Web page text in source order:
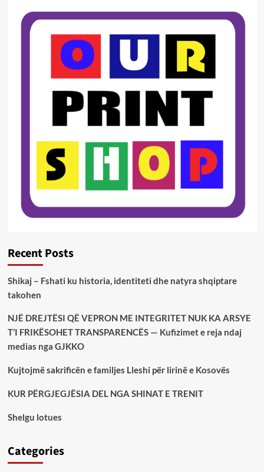
Recent Posts
Shikaj – Fshati ku historia, identiteti dhe natyra shqiptare
takohen
NJË DREJTËSI QË VEPRON ME INTEGRITET NUK KA ARSYE
T’I FRIKËSOHET TRANSPARENCËS — Kufizimet e reja ndaj
medias nga GJKKO
Kujtojmë sakrificën e familjes Lleshi për lirinë e Kosovës
KUR PËRGJEGJËSIA DEL NGA SHINAT E TRENIT
Shelgu lotues
Categories